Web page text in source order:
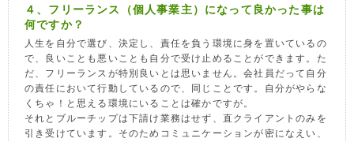
４、フリーランス（個人事業主）になって良かった事は
何ですか？
人生を自分で選び、決定し、責任を負う環境に身を置いているの
で、良いことも悪いことも自分で受け止めることができます。た
だ、フリーランスが特別良いとは思いません。会社員だって自分
の責任において行動しているので、同じことです。自分がやらな
くちゃ！と思える環境にいることは確かですが。
それとブルーチップは下請け業務はせず、直クライアントのみを
引き受けています。そのためコミュニケーションが密になえい、